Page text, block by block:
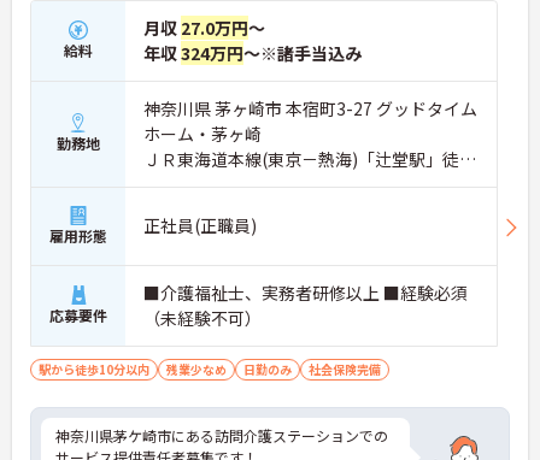
給料
月収 27.0万円～
年収324万円～※諸手当込み
勤務地
神奈川県 茅ヶ崎市 本宿町3-27 グッドタイム
ホーム・茅ヶ崎
ＪＲ東海道本線(東京－熱海)「辻堂駅」徒歩
9分
雇用形態 正社員(正職員)
応募要件
■介護福祉士、実務者研修以上 ■経験必須
（未経験不可）
駅から徒歩10分以内 残業少なめ 日勤のみ 社会保険完備
神奈川県茅ケ崎市にある訪問介護ステーションでの